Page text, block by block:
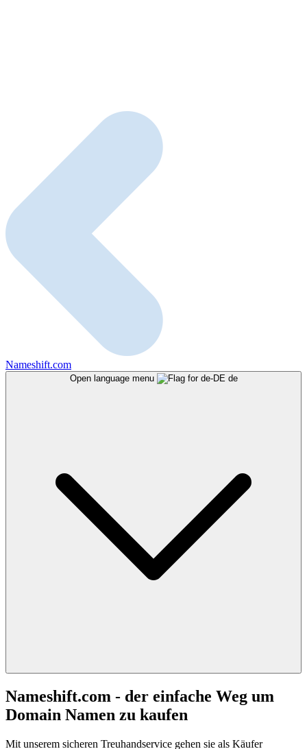
Nameshift.com
Open language menu de
Nameshift.com - der einfache Weg um
Domain Namen zu kaufen
Mit unserem sicheren Treuhandservice gehen sie als Käufer